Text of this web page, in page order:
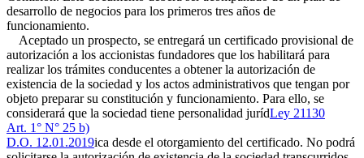
desarrollo de negocios para los primeros tres años de
funcionamiento.
Aceptado un prospecto, se entregará un certificado provisional de
autorización a los accionistas fundadores que los habilitará para
realizar los trámites conducentes a obtener la autorización de
existencia de la sociedad y los actos administrativos que tengan por
objeto preparar su constitución y funcionamiento. Para ello, se
considerará que la sociedad tiene personalidad jurídLey 21130
Art. 1° N° 25 b)
D.O. 12.01.2019ica desde el otorgamiento del certificado. No podrá